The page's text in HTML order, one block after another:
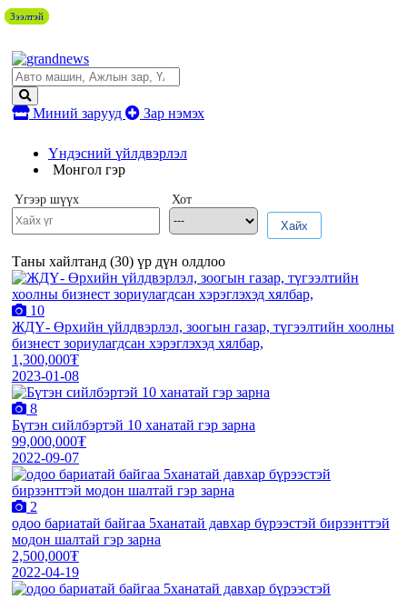
Миний зарууд Зар нэмэх
Үндэсний үйлдвэрлэл
Монгол гэр
Үгээр шүүх
Хот
Хайх
Таны хайлтанд (30) үр дүн олдлоо
Зээлтэй
10
ЖДҮ- Өрхийн үйлдвэрлэл, зоогын газар, түгээлтийн хоолны
бизнест зориулагдсан хэрэглэхэд хялбар,
1,300,000₮
2023-01-08
8
Бүтэн сийлбэртэй 10 ханатай гэр зарна
99,000,000₮
2022-09-07
Зээлтэй
2
одоо бариатай байгаа 5ханатай давхар бүрээстэй бирзэнттэй
модон шалтай гэр зарна
2,500,000₮
2022-04-19
Зээлтэй
Зээлтэй
Зээлтэй